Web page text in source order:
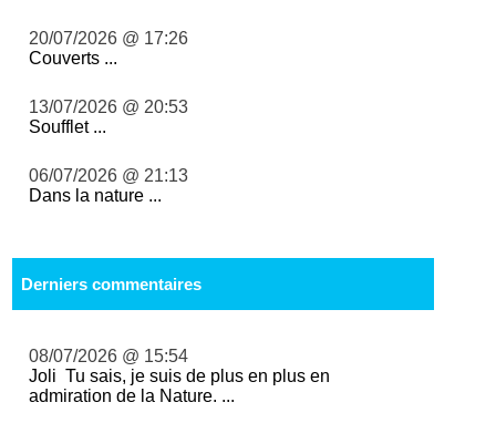
20/07/2026 @ 17:26
Couverts ...
13/07/2026 @ 20:53
Soufflet ...
06/07/2026 @ 21:13
Dans la nature ...
Derniers commentaires
08/07/2026 @ 15:54
Joli Tu sais, je suis de plus en plus en
admiration de la Nature. ...